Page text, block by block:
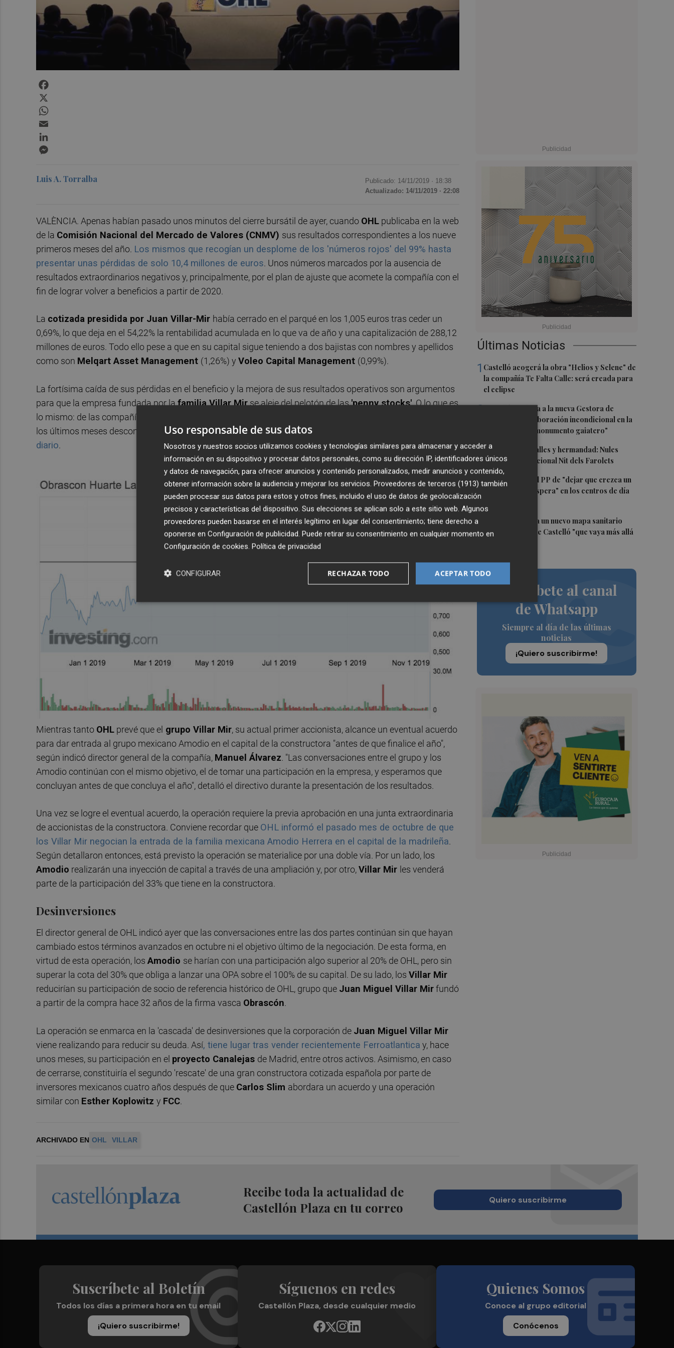
Últimas Noticias
1 Castelló acogerá la obra "Helios y Selene" de
la compañía Te Falta Calle: será creada para
el eclipse
2Castelló traslada a la nueva Gestora de
Gaiates su "colaboración incondicional en la
promoción del monumento gaiatero"
3Talleres, pasacalles y hermandad: Nules
celebra su tradicional Nit dels Farolets
4El PSPV acusa al PP de "dejar que crezca un
31 % la lista de espera" en los centros de día
5
El PSPV reclama un nuevo mapa sanitario
para la ciudad de Castelló "que vaya más allá
Suscríbete al canal
de Whatsapp
Siempre al día de las últimas
noticias
¡Quiero suscribirme!
Luis A. Torralba Publicado: 14/11/2019 · 18:38
Actualizado: 14/11/2019 · 22:08
VALÈNCIA. Apenas habían pasado unos minutos del cierre bursátil de ayer, cuando OHL publicaba en la web
de la Comisión Nacional del Mercado de Valores (CNMV) sus resultados correspondientes a los nueve
primeros meses del año. Los mismos que recogían un desplome de los 'números rojos' del 99% hasta
presentar unas pérdidas de solo 10,4 millones de euros. Unos números marcados por la ausencia de
resultados extraordinarios negativos y, principalmente, por el plan de ajuste que acomete la compañía con el
fin de lograr volver a beneficios a partir de 2020.
La cotizada presidida por Juan Villar-Mir había cerrado en el parqué en los 1,005 euros tras ceder un
0,69%, lo que deja en el 54,22% la rentabilidad acumulada en lo que va de año y una capitalización de 288,12
millones de euros. Todo ello pese a que en su capital sigue teniendo a dos bajistas con nombres y apellidos
como son Melqart Asset Management (1,26%) y Voleo Capital Management (0,99%).
La fortísima caída de sus pérdidas en el beneficio y la mejora de sus resultados operativos son argumentos
para que la empresa fundada por lafamilia Villar Mirse aleje del pelotón de las'penny stocks'. O lo que es
lo mismo: de las compañías que cotizan por debajo del euro. Un grupo del que ha venido formando parte en
los últimos meses descontando esporádicas reacciones alcistas,tal y como ha venido contando este
diario.
Mientras tanto OHL prevé que el grupo Villar Mir, su actual primer accionista, alcance un eventual acuerdo
para dar entrada al grupo mexicano Amodio en el capital de la constructora "antes de que finalice el año",
según indicó director general de la compañía, Manuel Álvarez. "Las conversaciones entre el grupo y los
Amodio continúan con el mismo objetivo, el de tomar una participación en la empresa, y esperamos que
concluyan antes de que concluya el año", detalló el directivo durante la presentación de los resultados.
Una vez se logre el eventual acuerdo, la operación requiere la previa aprobación en una junta extraordinaria
de accionistas de la constructora. Conviene recordar que OHL informó el pasado mes de octubre de que
los Villar Mir negocian la entrada de la familia mexicana Amodio Herrera en el capital de la madrileña.
Según detallaron entonces, está previsto la operación se materialice por una doble vía. Por un lado, los
Amodio realizarán una inyección de capital a través de una ampliación y, por otro,Villar Mir les venderá
parte de la participación del 33% que tiene en la constructora.
Desinversiones
El director general de OHL indicó ayer que las conversaciones entre las dos partes continúan sin que hayan
cambiado estos términos avanzados en octubre ni el objetivo último de la negociación. De esta forma, en
virtud de esta operación, los Amodio se harían con una participación algo superior al 20% de OHL, pero sin
superar la cota del 30% que obliga a lanzar una OPA sobre el 100% de su capital. De su lado, los Villar Mir
reducirían su participación de socio de referencia histórico de OHL, grupo que Juan Miguel Villar Mirfundó
a partir de la compra hace 32 años de la firma vasca Obrascón.
La operación se enmarca en la 'cascada' de desinversiones que la corporación de Juan Miguel Villar Mir
viene realizando para reducir su deuda. Así, tiene lugar tras vender recientemente Ferroatlantica y, hace
unos meses, su participación en el proyecto Canalejas de Madrid, entre otros activos. Asimismo, en caso
de cerrarse, constituiría el segundo 'rescate' de una gran constructora cotizada española por parte de
inversores mexicanos cuatro años después de que Carlos Slim abordara un acuerdo y una operación
similar con Esther Koplowitz y FCC.
ARCHIVADO EN OHL VILLAR
Recibe toda la actualidad de
Castellón Plaza en tu correo
Quiero suscribirme
Suscríbete al Boletín
Todos los días a primera hora en tu email
¡Quiero suscribirme!
Síguenos en redes
Castellón Plaza, desde cualquier medio
Quienes Somos
Conoce al grupo editorial
Conócenos
Uso responsable de sus datos
Nosotros y nuestros socios utilizamos cookies y tecnologías similares para almacenar y acceder a
información en su dispositivo y procesar datos personales, como su dirección IP, identificadores únicos
y datos de navegación, para ofrecer anuncios y contenido personalizados, medir anuncios y contenido,
obtener información sobre la audiencia y mejorar los servicios. Proveedores de terceros (1913) también
pueden procesar sus datos para estos y otros fines, incluido el uso de datos de geolocalización
precisos y características del dispositivo. Sus elecciones se aplican solo a este sitio web. Algunos
proveedores pueden basarse en el interés legítimo en lugar del consentimiento; tiene derecho a
oponerse en Configuración de publicidad. Puede retirar su consentimiento en cualquier momento en
Configuración de cookies. Política de privacidad
ACEPTAR TODO
RECHAZAR TODO
CONFIGURAR